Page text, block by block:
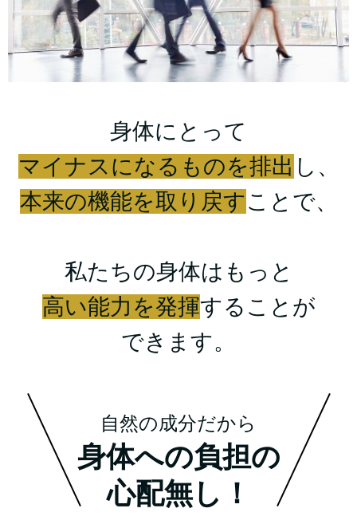
身体にとって
マイナスになるものを排出 し、
本来の機能を取り戻すことで、
私たちの身体はもっと
高い能力を発揮することが
できます。
自然の成分だから
身体への負担の
心配無し！